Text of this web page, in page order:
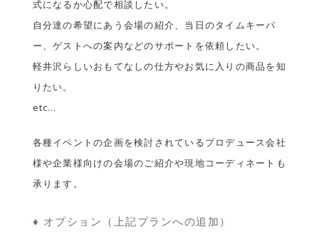
式になるか心配で相談したい。
自分達の希望にあう会場の紹介、当日のタイムキーパ
ー、ゲストへの案内などのサポートを依頼したい。
軽井沢らしいおもてなしの仕方やお気に入りの商品を知
りたい。
etc…
各種イベントの企画を検討されているプロデュース会社
様や企業様向けの会場のご紹介や現地コーディネートも
承ります。
♦ オプション（上記プランへの追加）